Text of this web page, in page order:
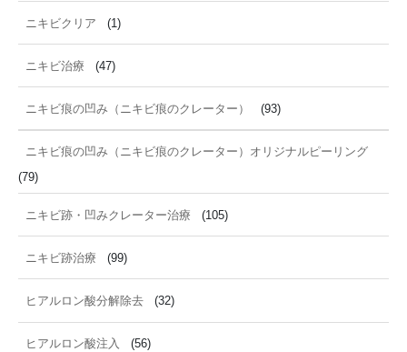
ニキビクリア (1)
ニキビ治療 (47)
ニキビ痕の凹み（ニキビ痕のクレーター） (93)
ニキビ痕の凹み（ニキビ痕のクレーター）オリジナルピーリング
(79)
ニキビ跡・凹みクレーター治療 (105)
ニキビ跡治療 (99)
ヒアルロン酸分解除去 (32)
ヒアルロン酸注入 (56)